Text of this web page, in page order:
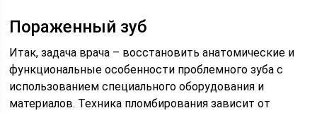
Пораженный зуб
Итак, задача врача – восстановить анатомические и
функциональные особенности проблемного зуба с
использованием специального оборудования и
материалов. Техника пломбирования зависит от